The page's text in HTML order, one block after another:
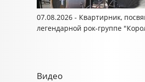
07.08.2026 - Квартирник,
легендарной рок-группе
Видео